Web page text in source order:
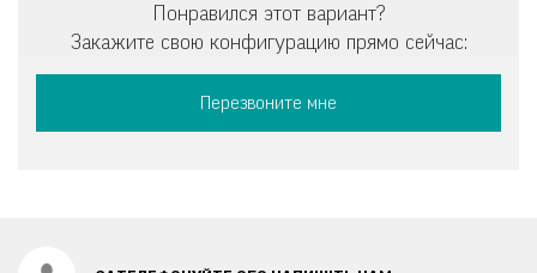
Понравился этот вариант?
Закажите свою конфигурацию прямо сейчас:
Перезвоните мне